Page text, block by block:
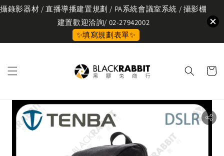
攝錄影器材 / 直播導播建置規劃 / PA系統會議室系統 / 攝影棚
建置歡迎洽詢/ 02-27942002
✨填寫規劃表單✨